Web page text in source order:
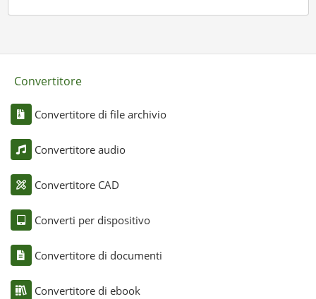
Convertitore
Convertitore di file archivio
Convertitore audio
Convertitore CAD
Converti per dispositivo
Convertitore di documenti
Convertitore di ebook